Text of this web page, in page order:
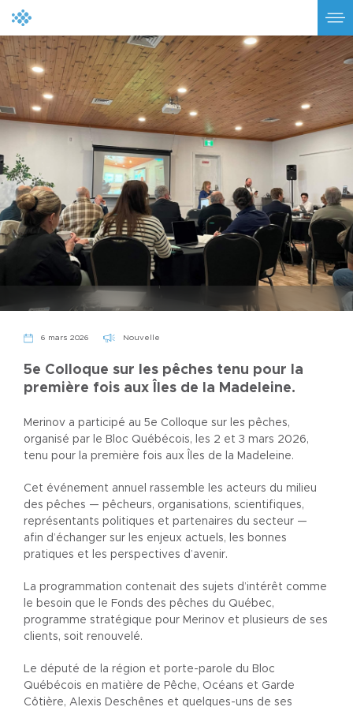
6 mars 2026 Nouvelle
5e Colloque sur les pêches tenu pour la
première fois aux Îles de la Madeleine.
Merinov a participé au 5e Colloque sur les pêches,
organisé par le Bloc Québécois, les 2 et 3 mars 2026,
tenu pour la première fois aux Îles de la Madeleine.
Cet événement annuel rassemble les acteurs du milieu
des pêches — pêcheurs, organisations, scientifiques,
représentants politiques et partenaires du secteur —
afin d’échanger sur les enjeux actuels, les bonnes
pratiques et les perspectives d’avenir.
La programmation contenait des sujets d’intérêt comme
le besoin que le Fonds des pêches du Québec,
programme stratégique pour Merinov et plusieurs de ses
clients, soit renouvelé.
Le député de la région et porte-parole du Bloc
Québécois en matière de Pêche, Océans et Garde
Côtière, Alexis Deschênes et quelques-uns de ses